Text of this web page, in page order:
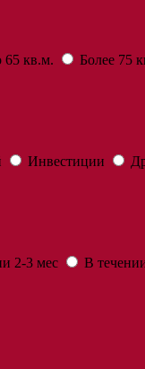
65 кв.м. Более 75
Инвестиции
2-3 мес В